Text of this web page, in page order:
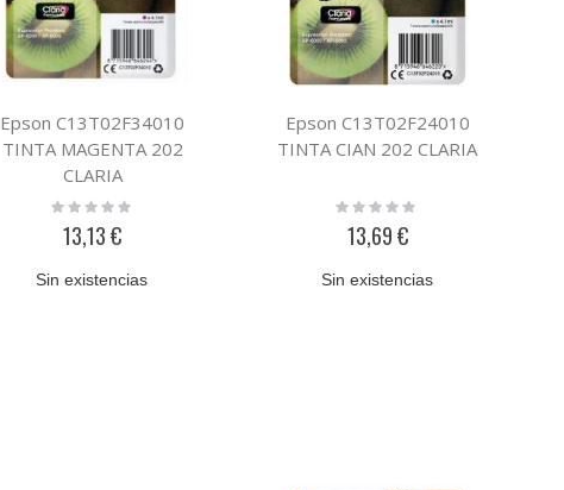
Epson C13T02F34010
TINTA MAGENTA 202
CLARIA
Rating:
13,13 €
Sin existencias
Epson C13T02F24010
TINTA CIAN 202 CLARIA
Rating:
13,69 €
Sin existencias